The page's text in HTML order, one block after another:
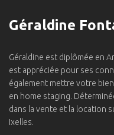
Géraldine
Géraldine est diplômée en
est appréciée pour ses
également mettre votre
en home staging.
dans la vente et la location
Ixelles.